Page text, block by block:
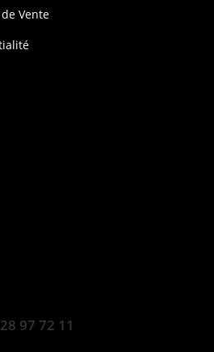
Vente
97 72 11